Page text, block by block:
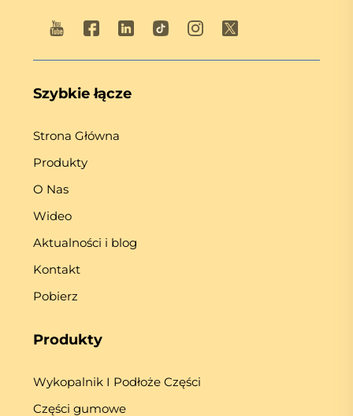
Szybkie łącze
Strona Główna
Produkty
O Nas
Wideo
Aktualności i blog
Kontakt
Pobierz
Produkty
Wykopalnik I Podłoże Części
Części gumowe